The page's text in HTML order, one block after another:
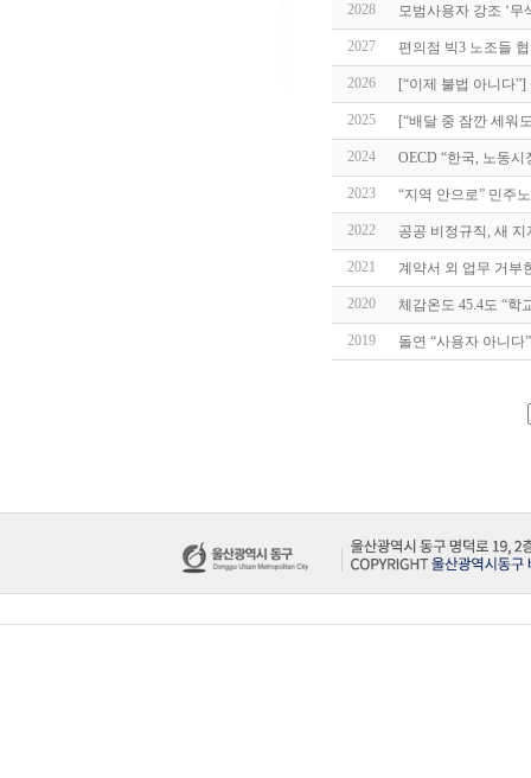
2028 모범사용자 강조 ‘
2027 편의점 빅3 노조들
2026 [“이제 불법 아니다
2025 [“배달 중 잠깐 세워
2024 OECD “한국, 노동
2023 “지역 안으로” 민주
2022 공공 비정규직, 새
2021 계약서 외 업무 거부
2020 체감온도 45.4도 “
2019 돌연 “사용자 아니다